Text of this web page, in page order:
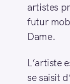
artistes
futur
Dame.
L’artiste
se saisit